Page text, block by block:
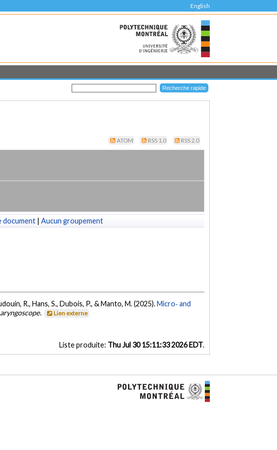
English
ATOM RSS 1.0 RSS 2.0
document | Aucun groupement
R., Hans, S., Dubois, P., & Manto, M. (2025).Micro‐ and
. Lien externe
Liste produite: Thu Jul 30 15:11:33 2026 EDT.